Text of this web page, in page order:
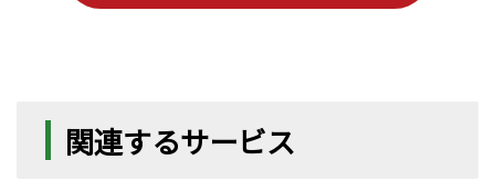
関連するサービス